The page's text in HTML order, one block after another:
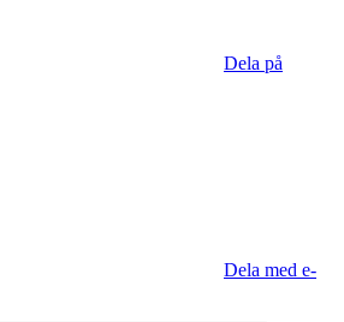
Dela på
Dela med e-